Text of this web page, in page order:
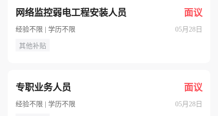
网络监控弱电工程安装人员 面议
经验不限 | 学历不限 05月28日
其他补贴
专职业务人员 面议
经验不限 | 学历不限 05月28日